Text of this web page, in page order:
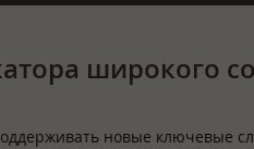
широкого
новые ключевые